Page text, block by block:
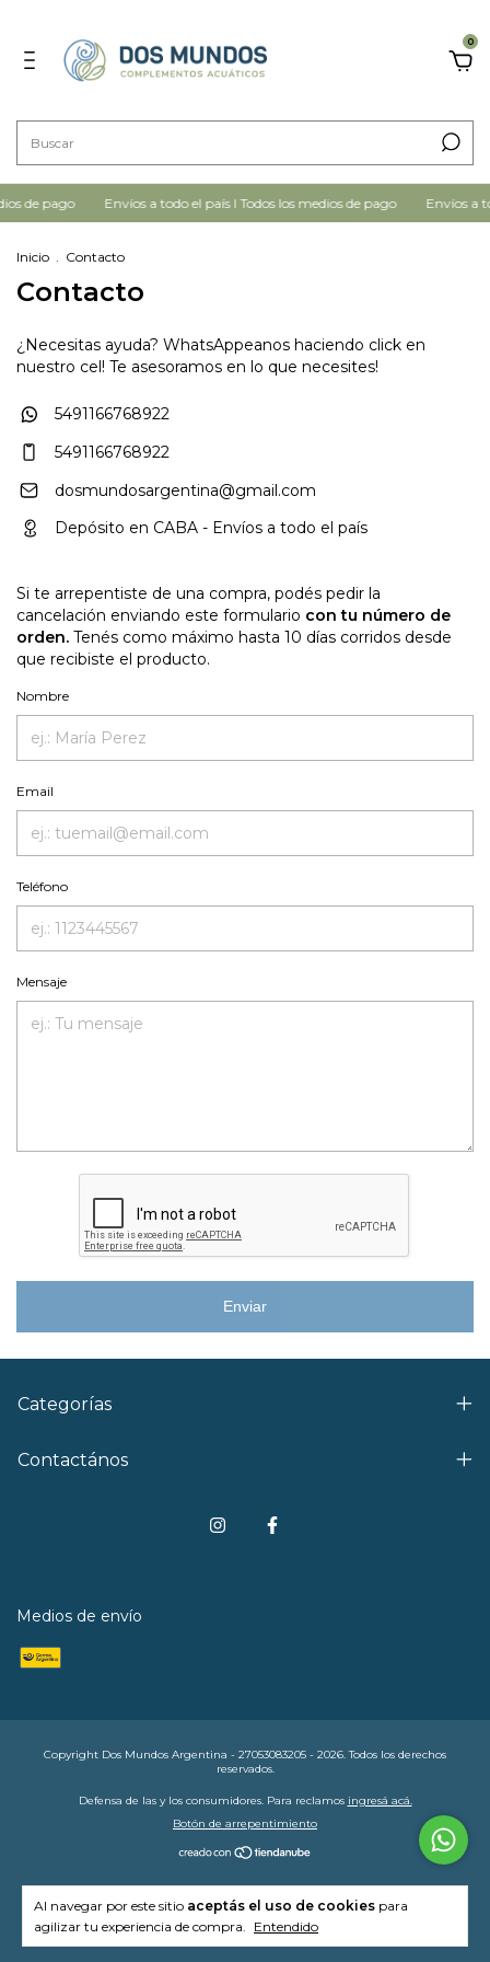
0
de pago Envíos a todo el país I Todos los medios de pago Envíos a
Al navegar por este sitio aceptás el uso de cookies para
agilizar tu experiencia de compra. Entendido
Inicio . Contacto
Contacto
¿Necesitas ayuda? WhatsAppeanos haciendo click en
nuestro cel! Te asesoramos en lo que necesites!
5491166768922
5491166768922
dosmundosargentina@gmail.com
Depósito en CABA - Envíos a todo el país
Si te arrepentiste de una compra, podés pedir la
cancelación enviando este formulario con tu número de
orden. Tenés como máximo hasta 10 días corridos desde
que recibiste el producto.
Nombre
Email
Teléfono
Mensaje
Enviar
Categorías
Contactános
Medios de envío
Copyright Dos Mundos Argentina - 27053083205 - 2026. Todos los derechos
reservados.
Defensa de las y los consumidores. Para reclamos ingresá acá.
Botón de arrepentimiento